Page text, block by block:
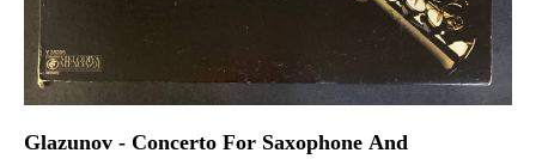
Glazunov - Concerto For Saxophone And